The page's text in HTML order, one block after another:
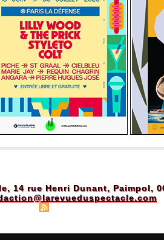
14 rue Henri Dunant, Paimpol,